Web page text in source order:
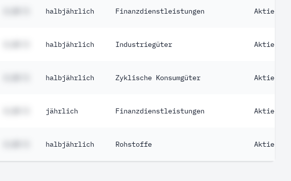
halbjährlich Finanzdienstleistungen Aktie
halbjährlich Industriegüter Aktie
halbjährlich Zyklische Konsumgüter Aktie
jährlich Finanzdienstleistungen Aktie
halbjährlich Rohstoffe Aktie